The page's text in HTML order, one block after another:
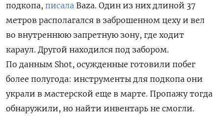
подкопа, писала Baza. Один из них длиной 37
метров располагался в заброшенном цеху и вел
во внутреннюю запретную зону, где ходит
караул. Другой находился под забором.
По данным Shot, осужденные готовили побег
более полугода: инструменты для подкопа они
украли в мастерской еще в марте. Пропажу тогда
обнаружили, но найти инвентарь не смогли.